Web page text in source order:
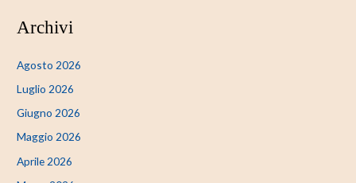
Archivi
Agosto 2026
Luglio 2026
Giugno 2026
Maggio 2026
Aprile 2026